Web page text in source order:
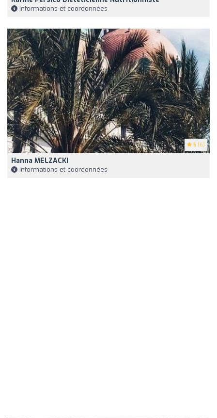
Informations et coordonnées
5 (6)
Hanna MELZACKI
Informations et coordonnées